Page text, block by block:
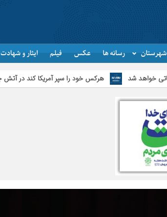
شهرستان رسانه ها عکس فیلم ایثار و شهادت
هرکس خود را سپر آمریکا کند در آتش جنگ می‌سوزد